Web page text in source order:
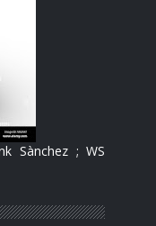
Sànchez ; WS